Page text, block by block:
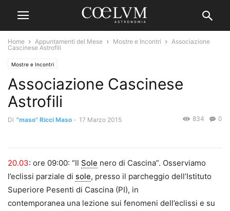
Home Appuntamenti del Mese Mostre e Incontri
Associazione
Cascinese Astrofili
Mostre e Incontri
Associazione Cascinese
Astrofili
Di "maso" Ricci Maso - 17 Marzo 2015 0
834
20.03: ore 09:00: “Il Sole nero di Cascina”. Osserviamo
l’eclissi parziale di sole, presso il parcheggio dell’Istituto
Superiore Pesenti di Cascina (PI), in
contemporanea una lezione sui fenomeni dell’eclissi e su